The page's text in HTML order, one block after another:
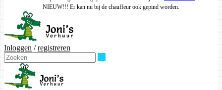
NIEUW!!! Er kan nu bij de chauffeur ook gepind worden.
Inloggen /registreren